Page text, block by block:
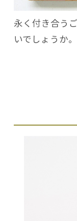
永く付き合う
いでしょうか。